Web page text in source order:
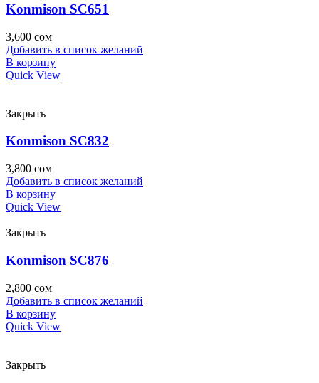
Konmison SC651
3,600 сом
Добавить в список желаний
В корзину
Quick View
Закрыть
Konmison SC832
3,800 сом
Добавить в список желаний
В корзину
Quick View
Закрыть
Konmison SC876
2,800 сом
Добавить в список желаний
В корзину
Quick View
Закрыть